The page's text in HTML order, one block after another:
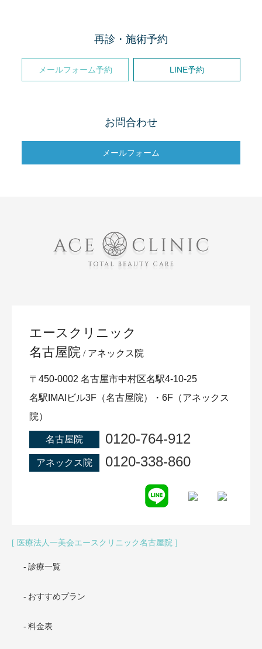
再診・施術予約
メールフォーム予約 LINE予約
お問合わせ
メールフォーム
エースクリニック
名古屋院
アネックス院
〒450-0002 名古屋市中村区名駅4-10-25
名駅IMAIビル3F（名古屋院）・6F（アネックス
院）
名古屋院 0120-764-912
アネックス院 0120-338-860
医療法人一美会エースクリニック名古屋院
診療一覧
おすすめプラン
料金表